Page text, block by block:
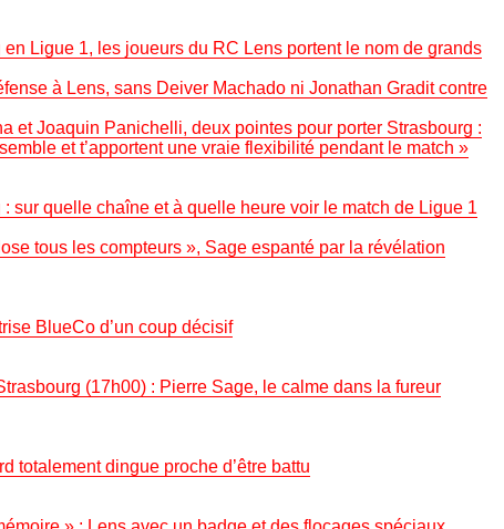
Ligue 1, les joueurs du RC Lens portent le nom de grands
à Lens, sans Deiver Machado ni Jonathan Gradit contre
et Joaquin Panichelli, deux pointes pour porter Strasbourg :
et t’apportent une vraie flexibilité pendant le match »
: sur quelle chaîne et à quelle heure voir le match de Ligue 1
tous les compteurs », Sage espanté par la révélation
BlueCo d’un coup décisif
(17h00) : Pierre Sage, le calme dans la fureur
totalement dingue proche d’être battu